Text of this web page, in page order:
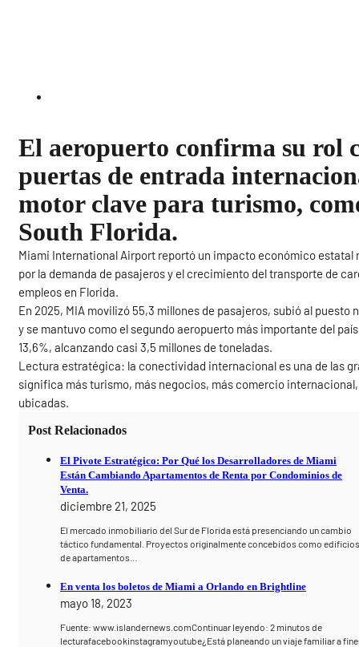
El aeropuerto confirma su rol
puertas de entrada
motor clave para turismo,
South Florida.
Miami International Airport reportó un impacto económico estatal
por la demanda de pasajeros y el crecimiento del transporte de
empleos en Florida.
En 2025, MIA movilizó 55,3 millones de pasajeros, subió al
y se mantuvo como el segundo aeropuerto más importante del
13,6%, alcanzando casi 3,5 millones de toneladas.
Lectura estratégica: la conectividad internacional es una de las
significa más turismo, más negocios, más comercio
ubicadas.
Post Relacionados
El Pivote Estratégico: Por Qué los Desarrolladores de Miami
Están Cambiando Apartamentos de Renta por Condominios de
Venta.
diciembre 21, 2025
El mercado inmobiliario del Sur de Florida está presenciando un cambio
táctico fundamental. Proyectos originalmente concebidos como
de apartamentos…
En venta los boletos de Miami a Orlando en Brightline
mayo 18, 2023
Fuente: www.islandernews.comContinuar leyendo: 2 minutos de
lecturafacebookinstagramyoutube¿Está planeando un viaje familiar a